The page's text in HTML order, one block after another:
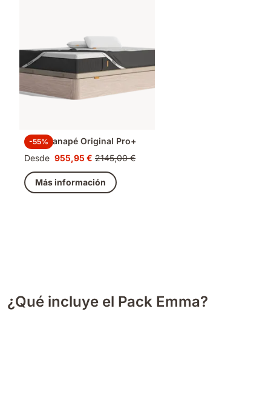
-55%
Pack Canapé Original Pro+
Desde Precio
955,95 €
955,95 € Precio
original
2145,00 €
2145,00 €
Más información
¿Qué incluye el Pack Emma?